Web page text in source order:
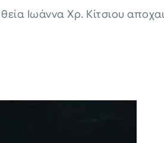
Ιωάννα Χρ. Κίτσιου